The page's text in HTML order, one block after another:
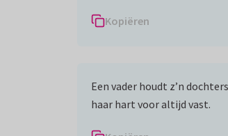
Kopiëren
Een vader houdt z’n
haar hart voor altijd vast.